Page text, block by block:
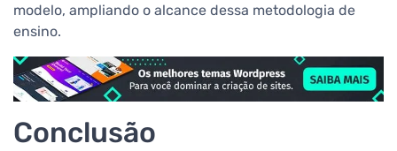
modelo, ampliando o alcance dessa metodologia de
ensino.
Conclusão